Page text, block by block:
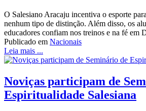
O Salesiano Aracaju incentiva o esporte
nenhum tipo de distinção. Além disso, os
educadores confiam nos treinos e na fé em
Publicado em Nacionais
Leia mais ...
Noviças participam de
Espiritualidade Salesiana